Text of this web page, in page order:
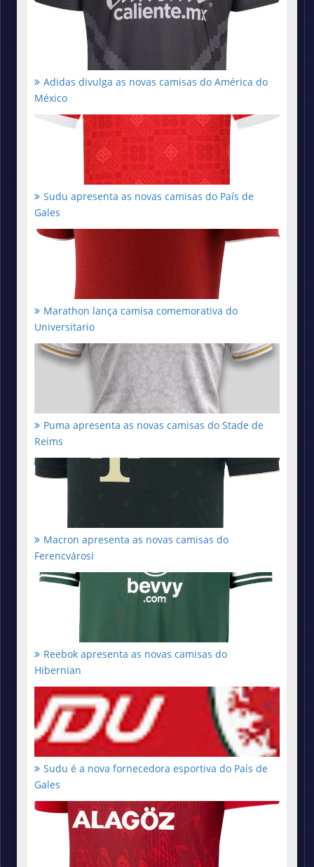
Adidas divulga as novas camisas do América do
México
Sudu apresenta as novas camisas do País de
Gales
Marathon lança camisa comemorativa do
Universitario
Puma apresenta as novas camisas do Stade de
Reims
Macron apresenta as novas camisas do
Ferencvárosi
Reebok apresenta as novas camisas do
Hibernian
Sudu é a nova fornecedora esportiva do País de
Gales